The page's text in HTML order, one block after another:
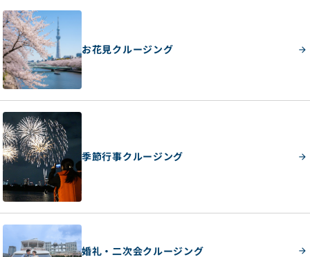
お花見クルージング
季節行事クルージング
婚礼・二次会クルージング